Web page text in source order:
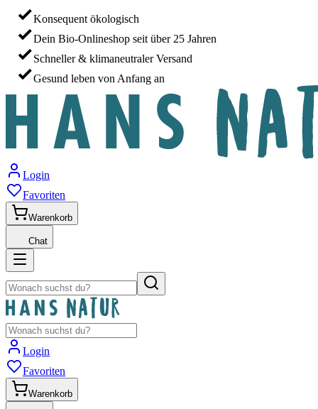
Konsequent ökologisch
Dein Bio-Onlineshop seit über 25 Jahren
Schneller & klimaneutraler Versand
Gesund leben von Anfang an
Login
Favoriten
Warenkorb
Chat
Login
Favoriten
Warenkorb